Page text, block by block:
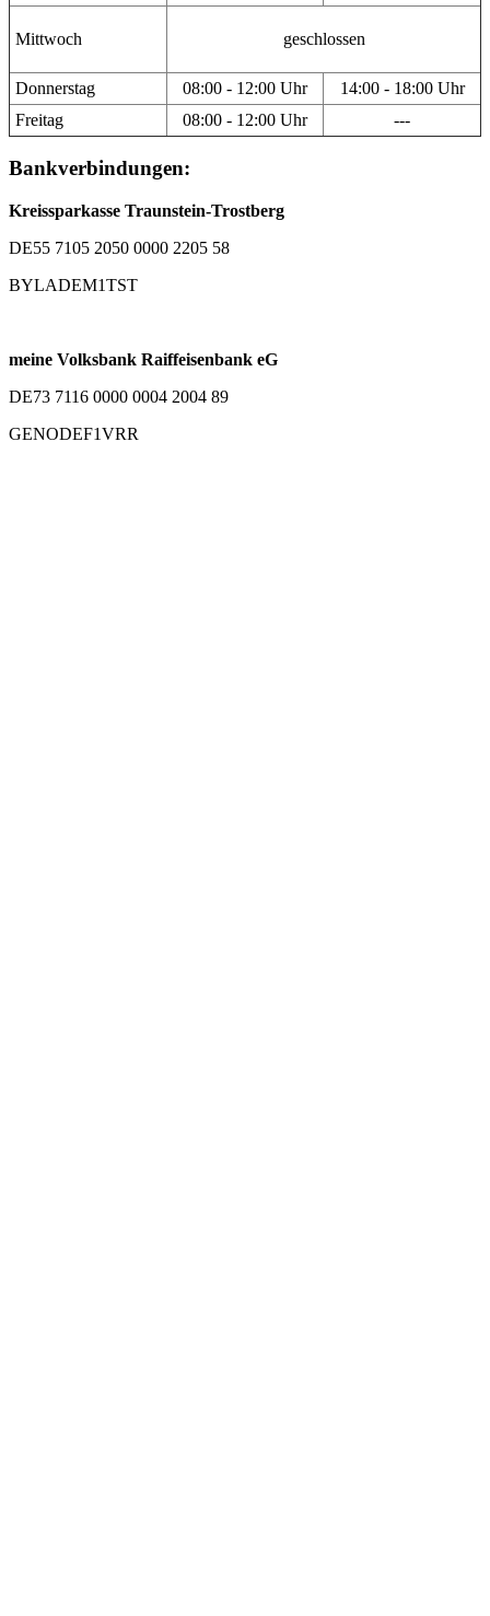
Mittwoch geschlossen
Donnerstag 08:00 - 12:00 Uhr
14:00 - 18:00 Uhr
Freitag
08:00 - 12:00 Uhr ---
Bankverbindungen:
Kreissparkasse Traunstein-Trostberg
DE55 7105 2050 0000 2205 58
BYLADEM1TST
meine Volksbank Raiffeisenbank eG
DE73 7116 0000 0004 2004 89
GENODEF1VRR